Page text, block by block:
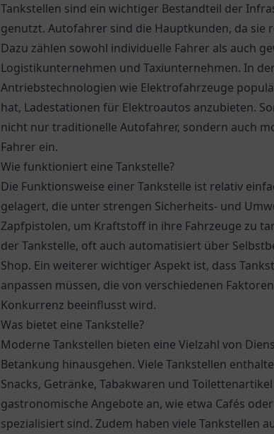
Tankstellen sind ein wichtiger Bestandteil der
genutzt. Autofahrer sind die Hauptkunden, da
Dazu zählen sowohl individuelle Fahrer als auch
Logistikunternehmen und Taxiunternehmen. In
Antriebstechnologien wie Elektrofahrzeuge
hat, Ladestationen für Elektroautos anzubieten.
nicht nur traditionelle Autofahrer, sondern auch
Fahrer ein.
Wie funktioniert eine Tankstelle?
Die Funktionsweise einer Tankstelle ist relativ
gelagert, die unter strengen Sicherheits- und
Zapfpistolen, um Kraftstoff in ihre Fahrzeuge zu
der Tankstelle, oft auch automatisiert über
Shop. Ein weiterer wichtiger Aspekt ist, dass
anpassen müssen, die von verschiedenen
Konkurrenz beeinflusst wird.
Was bietet eine Tankstelle?
Moderne Tankstellen bieten eine Vielzahl von
Betankung hinausgehen. Viele Tankstellen
Snacks, Getränke, Tabakwaren und
gastronomische Angebote an, wie etwa Cafés
spezialisiert sind. Zudem haben viele Tankstellen